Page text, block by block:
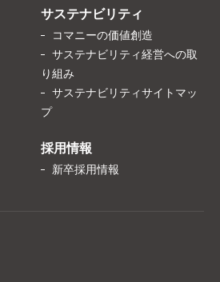
サステナビリティ
コマニーの価値創造
サステナビリティ経営への取
り組み
サステナビリティサイトマッ
プ
採用情報
新卒採用情報